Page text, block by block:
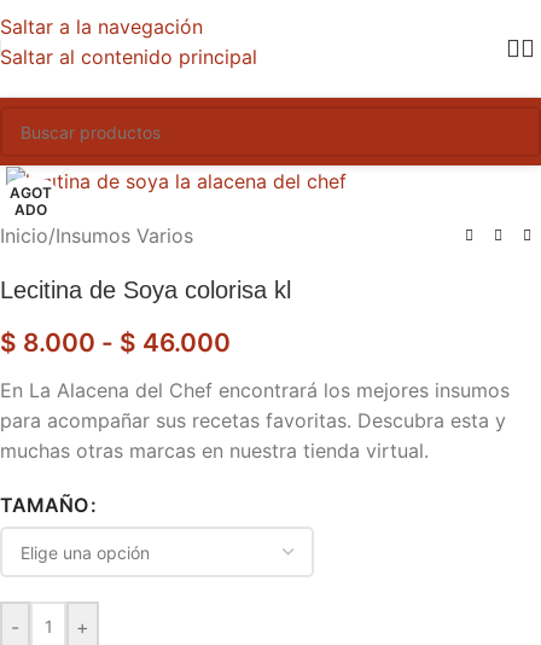
Saltar a la navegación
Saltar al contenido principal
AGOT
ADO
Inicio/Insumos Varios
Lecitina de Soya colorisa kl
$ 8.000 - $ 46.000
En La Alacena del Chef encontrará los mejores insumos
para acompañar sus recetas favoritas. Descubra esta y
muchas otras marcas en nuestra tienda virtual.
TAMAÑO
- +